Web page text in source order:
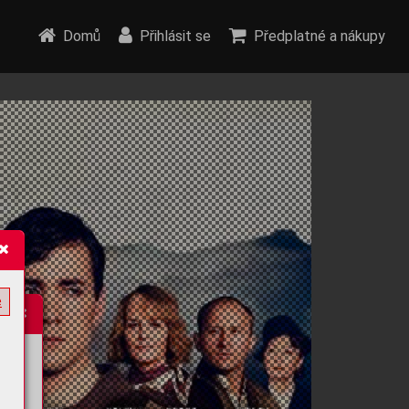
Domů Přihlásit se Předplatné a nákupy